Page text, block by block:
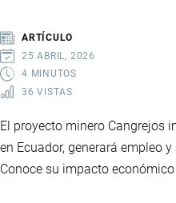
PROCESO
PASO
ARTÍCULO
25 ABRIL, 2026
4 MINUTOS
36 VISTAS
El proyecto minero Cangrejos
en Ecuador, generará empleo
Conoce su impacto